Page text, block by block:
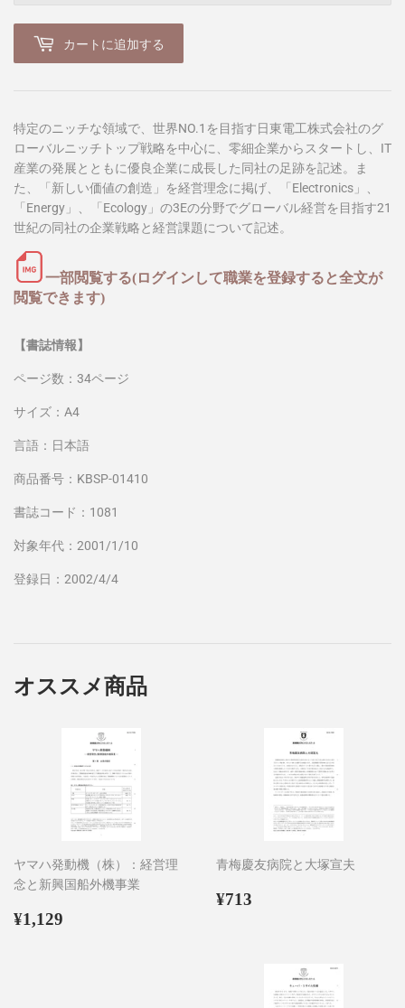
カートに追加する
特定のニッチな領域で、世界NO.1を目指す日東電工株式会社のグ
ローバルニッチトップ戦略を中心に、零細企業からスタートし、IT
産業の発展とともに優良企業に成長した同社の足跡を記述。ま
た、「新しい価値の創造」を経営理念に掲げ、「Electronics」、
「Energy」、「Ecology」の3Eの分野でグローバル経営を目指す21
世紀の同社の企業戦略と経営課題について記述。
一部閲覧する(ログインして職業を登録すると全文が
閲覧できます)
【書誌情報】
ページ数：34ページ
サイズ：A4
言語：日本語
商品番号：KBSP-01410
書誌コード：1081
対象年代：2001/1/10
登録日：2002/4/4
オススメ商品
ヤマハ発動機（株）：経営理
念と新興国船外機事業
通
¥1,129
青梅慶友病院と大塚宣夫
通
¥713